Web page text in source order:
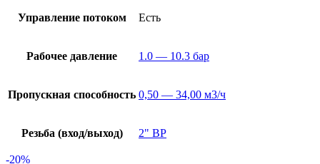
Управление потоком Есть
Рабочее давление 1.0 — 10.3 бар
Пропускная способность 0,50 — 34,00 м3/ч
Резьба (вход/выход) 2" ВР
-20%